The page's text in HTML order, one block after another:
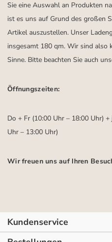
Sie eine Auswahl an Produkten
ist es uns auf Grund des großen
Artikel auszustellen. Unser
insgesamt 180 qm. Wir sind also
Sinne. Bitte beachten Sie auch
Öffnungszeiten:
Do + Fr (10:00 Uhr – 18:00 Uhr)
Uhr – 13:00 Uhr)
Wir freuen uns auf Ihren
Kundenservice